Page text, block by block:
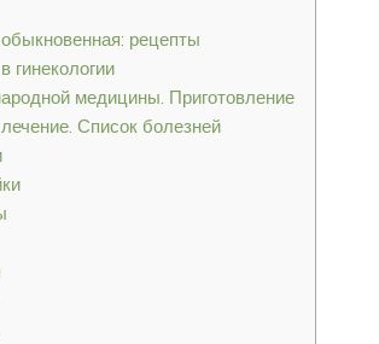
рецепты
гинекологии
медицины. Приготовление
Список болезней